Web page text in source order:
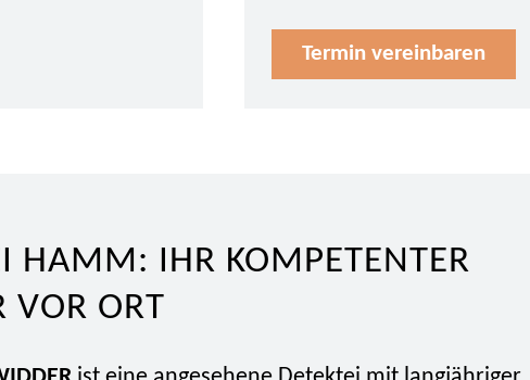
Termin vereinbaren
HAMM: IHR KOMPETENTER
VOR ORT